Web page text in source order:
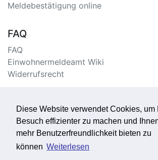
Diese Website verwendet Cookies, um
Besuch effizienter zu machen und
mehr Benutzerfreundlichkeit bieten zu
können Weiterlesen
Meldebestätigung online
FAQ
FAQ
Einwohnermeldeamt Wiki
Widerrufsrecht
Impressum/Kontakt
Datenschutzerklärung
Seitenverzeichnis